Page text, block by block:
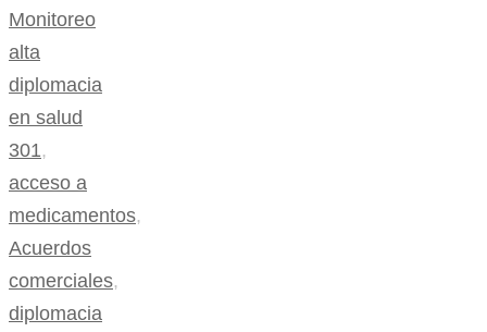
Monitoreo
alta
diplomacia
en salud
301,
acceso a
medicamentos,
Acuerdos
comerciales,
diplomacia